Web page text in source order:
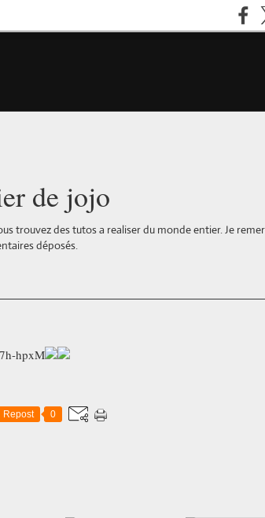
de jojo
trouvez des tutos a realiser du monde entier. Je
déposés.
hpxM
Repost 0